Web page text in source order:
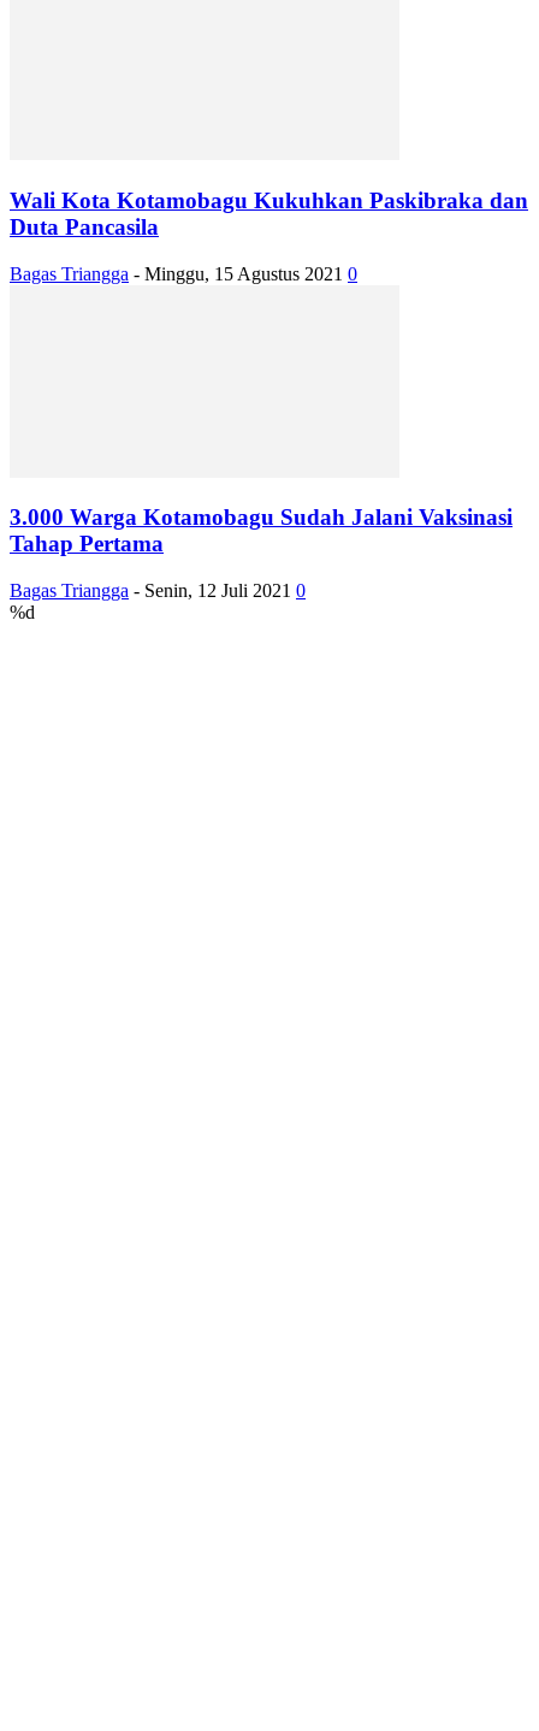
Wali Kota Kotamobagu Kukuhkan Paskibraka dan
Duta Pancasila
Bagas Triangga - Minggu, 15 Agustus 2021 0
3.000 Warga Kotamobagu Sudah Jalani Vaksinasi
Tahap Pertama
Bagas Triangga - Senin, 12 Juli 2021 0
%d